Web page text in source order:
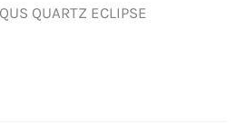
QUARTZ ECLIPSE